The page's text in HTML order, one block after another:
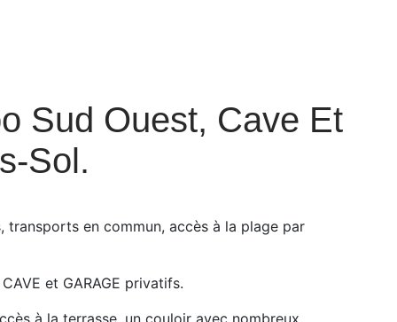
Sud Ouest, Cave Et
Sol.
en commun, accès à la plage par
et GARAGE privatifs.
à la terrasse, un couloir avec nombreux